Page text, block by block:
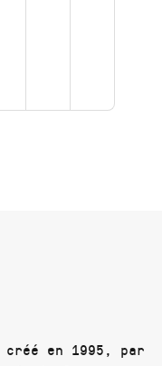
créé en 1995, par